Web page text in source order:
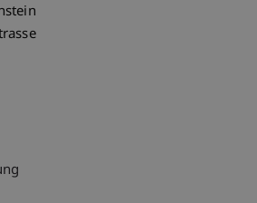
Hinweise